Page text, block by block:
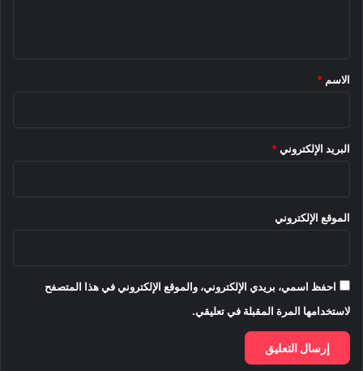
*
الاسم *
البريد الإلكتروني *
الموقع الإلكتروني
احفظ اسمي، بريدي الإلكتروني، والموقع الإلكتروني في هذا المتصفح
لاستخدامها المرة المقبلة في تعليقي.